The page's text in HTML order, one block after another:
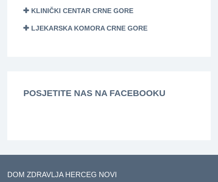
KLINIČKI CENTAR CRNE GORE
LJEKARSKA KOMORA CRNE GORE
POSJETITE NAS NA FACEBOOKU
DOM ZDRAVLJA HERCEG NOVI